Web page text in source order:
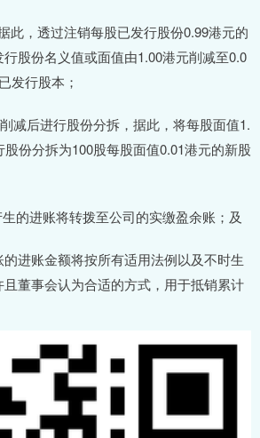
，透过注销每股已发行股份0.99港元的
股份名义值或面值由1.00港元削减至0.0
发行股本；
后进行股份分拆，据此，将每股面值1.
份分拆为100股每股面值0.01港元的新股
进账将转拨至公司的实缴盈余账；及
进账金额将按所有适用法例以及不时生
董事会认为合适的方式，用于抵销累计